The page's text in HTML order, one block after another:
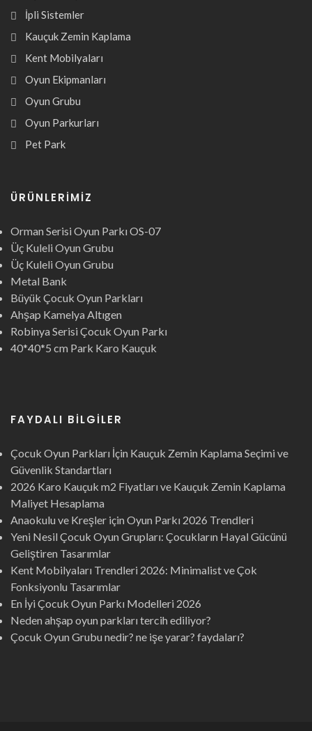
İpli Sistemler
Kauçuk Zemin Kaplama
Kent Mobilyaları
Oyun Ekipmanları
Oyun Grubu
Oyun Parkurları
Pet Park
ÜRÜNLERIMIZ
Orman Serisi Oyun Parkı OS-07
Üç Kuleli Oyun Grubu
Üç Kuleli Oyun Grubu
Metal Bank
Büyük Çocuk Oyun Parkları
Ahşap Kamelya Altıgen
Robinya Serisi Çocuk Oyun Parkı
40*40*5 cm Park Karo Kauçuk
FAYDALI BILGILER
Çocuk Oyun Parkları İçin Kauçuk Zemin Kaplama Seçimi ve
Güvenlik Standartları
2026 Karo Kauçuk m2 Fiyatları ve Kauçuk Zemin Kaplama
Maliyet Hesaplama
Anaokulu ve Kreşler için Oyun Parkı 2026 Trendleri
Yeni Nesil Çocuk Oyun Grupları: Çocukların Hayal Gücünü
Geliştiren Tasarımlar
Kent Mobilyaları Trendleri 2026: Minimalist ve Çok
Fonksiyonlu Tasarımlar
En İyi Çocuk Oyun Parkı Modelleri 2026
Neden ahşap oyun parkları tercih ediliyor?
Çocuk Oyun Grubu nedir? ne işe yarar? faydaları?